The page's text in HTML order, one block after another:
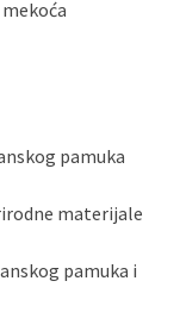
pamuka
materijale
pamuka i